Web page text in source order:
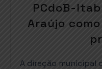
PCdoB-
Araújo
A direção municipal